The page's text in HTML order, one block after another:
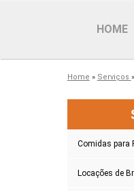
HOME
Home » Serviços »
Comidas para
Locações de